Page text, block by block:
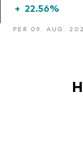
+ 22.56%
PER 09. AUG.